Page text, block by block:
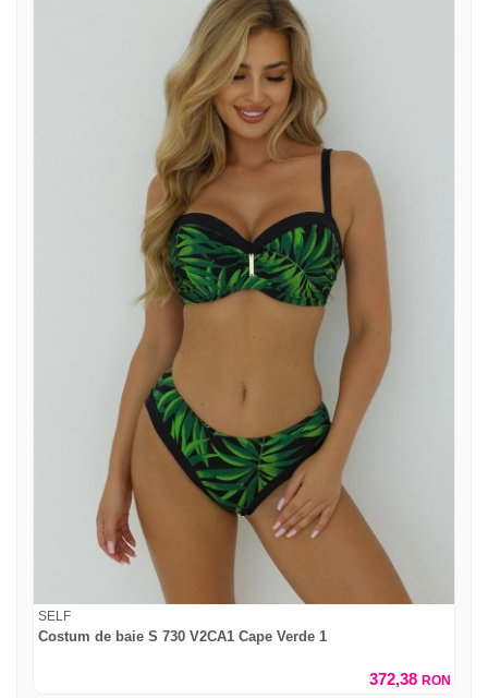
SELF
Costum de baie S 730 V2CA1 Cape Verde 1
372,38 RON